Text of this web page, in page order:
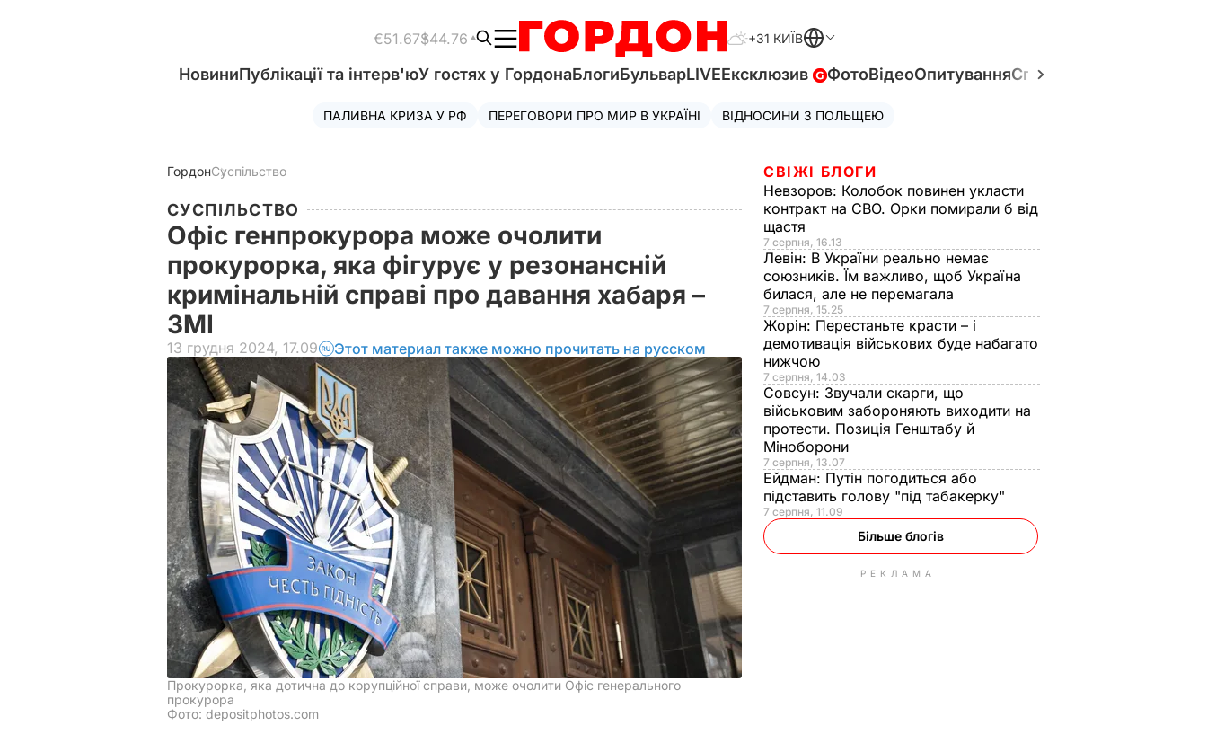
€51.67$44.76 +31 КИЇВ
НовиниПублікації та інтерв'юУ гостях у ГордонаБлогиБульварLIVEЕксклюзив ФотоВідеоОпитуванняСпецпроєкти
ПАЛИВНА КРИЗА У РФ ПЕРЕГОВОРИ ПРО МИР В УКРАЇНІ ВІДНОСИНИ З ПОЛЬЩЕЮ
ГордонСуспільство
СУСПІЛЬСТВО
Офіс генпрокурора може очолити
прокурорка, яка фігурує у резонансній
кримінальній справі про давання хабаря –
ЗМІ
13 грудня 2024, 17.09 Этот материал также можно прочитать на русском
Прокурорка, яка дотична до корупційної справи, може очолити Офіс генерального
прокурора
Фото: depositphotos.com
СВІЖІ БЛОГИ
Невзоров: Колобок повинен укласти
контракт на СВО. Орки помирали б від
щастя
7 серпня, 16.13
Левін: В України реально немає
союзників. Їм важливо, щоб Україна
билася, але не перемагала
7 серпня, 15.25
Жорін: Перестаньте красти – і
демотивація військових буде набагато
нижчою
7 серпня, 14.03
Совсун: Звучали скарги, що
військовим забороняють виходити на
протести. Позиція Генштабу й
Міноборони
7 серпня, 13.07
Ейдман: Путін погодиться або
підставить голову "під табакерку"
7 серпня, 11.09
Більше блогів
РЕКЛАМА